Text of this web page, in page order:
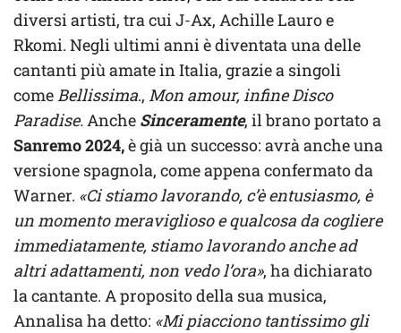
diversi artisti, tra cui J-Ax, Achille Lauro e
Rkomi. Negli ultimi anni è diventata una delle
cantanti più amate in Italia, grazie a singoli
comeBellissima., Mon amour, infine Disco
Paradise.Anche Sinceramente, il brano portato a
Sanremo 2024,è già un successo: avrà anche una
versione spagnola, come appena confermato da
Warner. «Ci stiamo lavorando, c’è entusiasmo, è
un momento meraviglioso e qualcosa da cogliere
immediatamente, stiamo lavorando anche ad
altri adattamenti, non vedo l’ora», ha dichiarato
la cantante. A proposito della sua musica,
Annalisa ha detto: «Mi piacciono tantissimo gli